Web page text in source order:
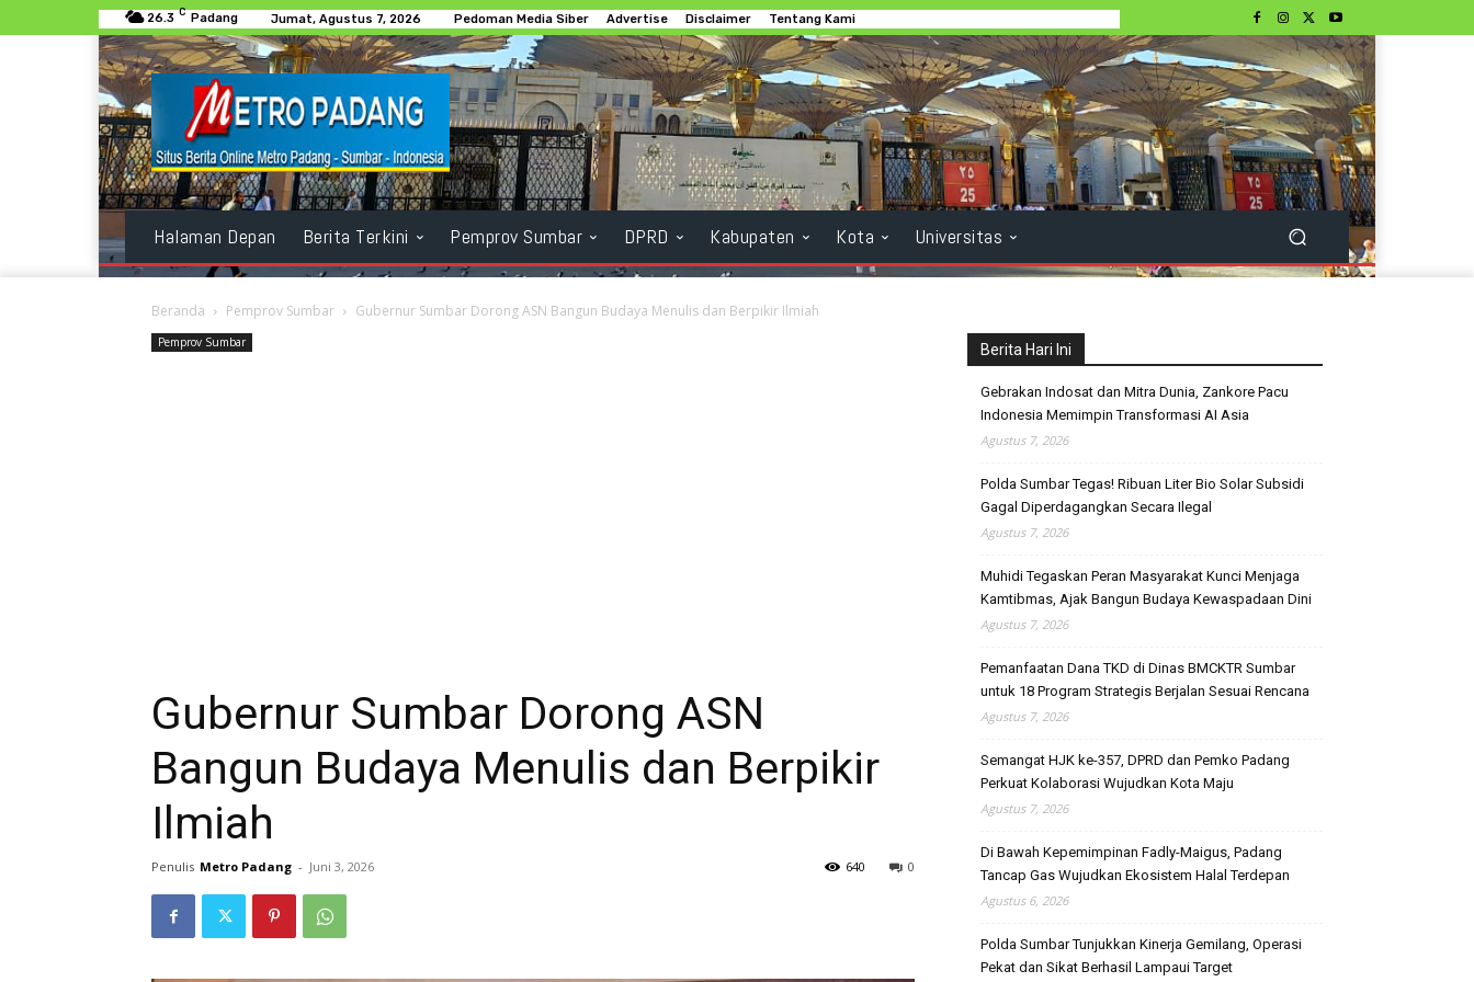
26.3 C Padang Jumat, Agustus 7, 2026 Pedoman Media Siber Advertise Disclaimer Tentang Kami
Halaman Depan Berita Terkini Pemprov Sumbar DPRD Kabupaten Kota Universitas
Beranda Pemprov Sumbar Gubernur Sumbar Dorong ASN Bangun Budaya Menulis dan Berpikir Ilmiah
Pemprov Sumbar
Gubernur Sumbar Dorong ASN
Bangun Budaya Menulis dan Berpikir
Ilmiah
Penulis Metro Padang - Juni 3, 2026 0
640
Berita Hari Ini
Gebrakan Indosat dan Mitra Dunia, Zankore Pacu
Indonesia Memimpin Transformasi AI Asia
Agustus 7, 2026
Polda Sumbar Tegas! Ribuan Liter Bio Solar Subsidi
Gagal Diperdagangkan Secara Ilegal
Agustus 7, 2026
Muhidi Tegaskan Peran Masyarakat Kunci Menjaga
Kamtibmas, Ajak Bangun Budaya Kewaspadaan Dini
Agustus 7, 2026
Pemanfaatan Dana TKD di Dinas BMCKTR Sumbar
untuk 18 Program Strategis Berjalan Sesuai Rencana
Agustus 7, 2026
Semangat HJK ke-357, DPRD dan Pemko Padang
Perkuat Kolaborasi Wujudkan Kota Maju
Agustus 7, 2026
Di Bawah Kepemimpinan Fadly-Maigus, Padang
Tancap Gas Wujudkan Ekosistem Halal Terdepan
Agustus 6, 2026
Polda Sumbar Tunjukkan Kinerja Gemilang, Operasi
Pekat dan Sikat Berhasil Lampaui Target